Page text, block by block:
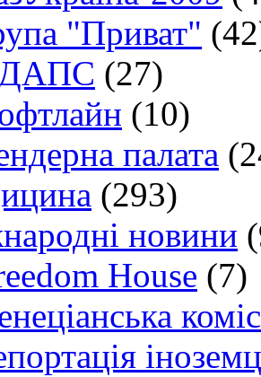
"Приват"
(27)
(10)
палата
(293)
новини
House (7)